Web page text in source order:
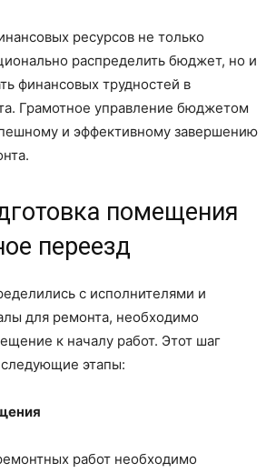
ресурсов не только
распределить бюджет, но и
финансовых трудностей в
Грамотное управление бюджетом
и эффективному завершению
помещения
переезд
с исполнителями и
для ремонта, необходимо
к началу работ. Этот шаг
этапы:
работ необходимо